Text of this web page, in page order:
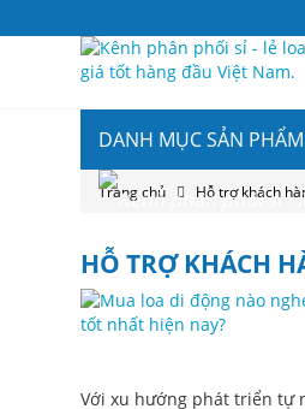
DANH MỤC SẢN PHẨM
Trang chủ Hỗ trợ khách
HỖ TRỢ KHÁCH
Với xu hướng phát triển tự